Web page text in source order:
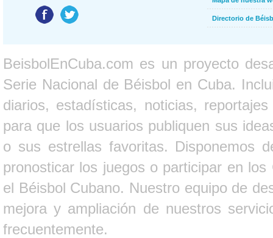
Directorio de
BeisbolEnCuba.com es un proyecto
Serie Nacional de Béisbol en Cuba.
diarios, estadísticas, noticias,
para que los usuarios publiquen sus
o sus estrellas favoritas. Disponemos
pronosticar los juegos o participar en
el Béisbol Cubano. Nuestro equipo de
mejora y ampliación de nuestros
frecuentemente.